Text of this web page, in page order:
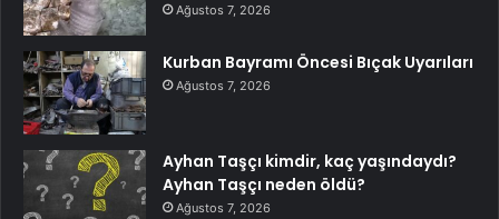
Ağustos 7, 2026
Kurban Bayramı Öncesi Bıçak Uyarıları
Ağustos 7, 2026
Ayhan Taşçı kimdir, kaç yaşındaydı?
Ayhan Taşçı neden öldü?
Ağustos 7, 2026